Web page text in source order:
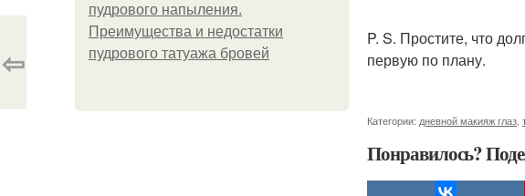
пудрового напыления.
Преимущества и недостатки
пудрового татуажа бровей
P. S. Простите, что
первую по плану.
Категории: дневной макияж глаз
Понравилось?
⇦